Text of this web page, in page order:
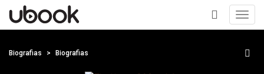
+
Biografias Biografias